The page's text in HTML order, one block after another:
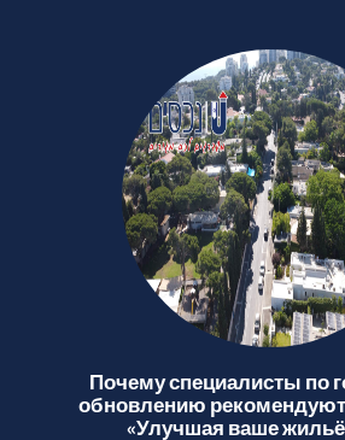
Почему специалисты по
обновлению
«Улучшая ваше